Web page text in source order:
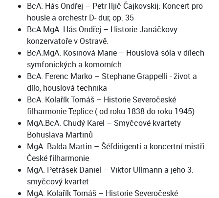
BcA. Hás Ondřej – Petr Iljič Čajkovskij: Koncert pro
housle a orchestr D- dur, op. 35
BcA.MgA. Hás Ondřej – Historie Janáčkovy
konzervatoře v Ostravě.
BcA.MgA. Kosinová Marie – Houslová sóla v dílech
symfonických a komorních
BcA. Ferenc Marko – Stephane Grappelli - život a
dílo, houslová technika
BcA. Kolařík Tomáš – Historie Severočeské
filharmonie Teplice ( od roku 1838 do roku 1945)
MgA.BcA. Chudý Karel – Smyčcové kvartety
Bohuslava Martinů
MgA. Balda Martin – Šéfdirigenti a koncertní mistři
České filharmonie
MgA. Petrásek Daniel – Viktor Ullmann a jeho 3.
smyčcový kvartet
MgA. Kolařík Tomáš – Historie Severočeské